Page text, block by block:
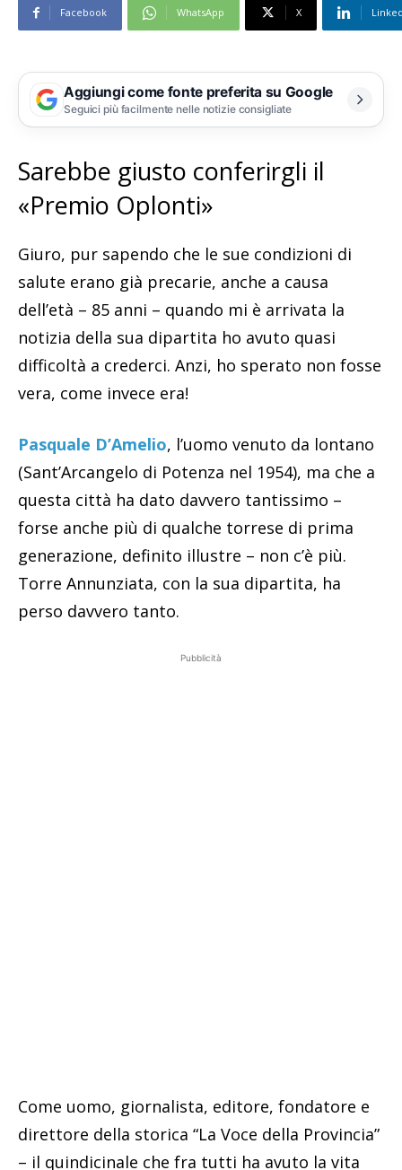
Facebook WhatsApp X
Aggiungi come fonte preferita su Google
Seguici più facilmente nelle notizie consigliate
Sarebbe giusto conferirgli il
«Premio Oplonti»
Giuro, pur sapendo che le sue condizioni di
salute erano già precarie, anche a causa
dell’età – 85 anni – quando mi è arrivata la
notizia della sua dipartita ho avuto quasi
difficoltà a crederci. Anzi, ho sperato non fosse
vera, come invece era!
Pasquale D’Amelio, l’uomo venuto da lontano
(Sant’Arcangelo di Potenza nel 1954), ma che a
questa città ha dato davvero tantissimo –
forse anche più di qualche torrese di prima
generazione, definito illustre – non c’è più.
Torre Annunziata, con la sua dipartita, ha
perso davvero tanto.
Pubblicità
Come uomo, giornalista, editore, fondatore e
direttore della storica “La Voce della Provincia”
– il quindicinale che fra tutti ha avuto la vita